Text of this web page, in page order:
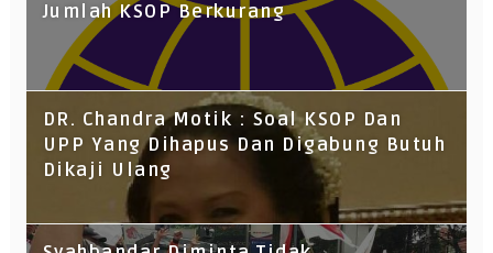
Jumlah KSOP Berkurang
DR. Chandra Motik : Soal KSOP Dan
UPP Yang Dihapus Dan Digabung Butuh
Dikaji Ulang